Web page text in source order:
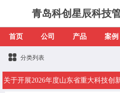
青岛科创星辰科技
首页 公司 产品 案例
分类列表
关于开展2026年度山东省重大科技创